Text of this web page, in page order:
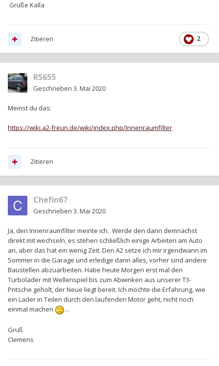
Grüße Kalla
2
Zitieren
RS655
Geschrieben 3. Mai 2020
Meinst du das:
https://wiki.a2-freun.de/wiki/index.php/Innenraumfilter
Zitieren
Chefin67
Geschrieben 3. Mai 2020
Ja, den Innenraumfilter meinte ich. Werde den dann demnächst
direkt mit wechseln, es stehen schließlich einige Arbeiten am Auto
an, aber das hat ein wenig Zeit. Den A2 setze ich mir irgendwann im
Sommer in die Garage und erledige dann alles, vorher sind andere
Baustellen abzuarbeiten. Habe heute Morgen erst mal den
Turbolader mit Wellenspiel bis zum Abwinken aus unserer T3-
Pritsche geholt, der Neue liegt bereit. Ich möchte die Erfahrung, wie
ein Lader in Teilen durch den laufenden Motor geht, nicht noch
einmal machen
...
Gruß
Clemens